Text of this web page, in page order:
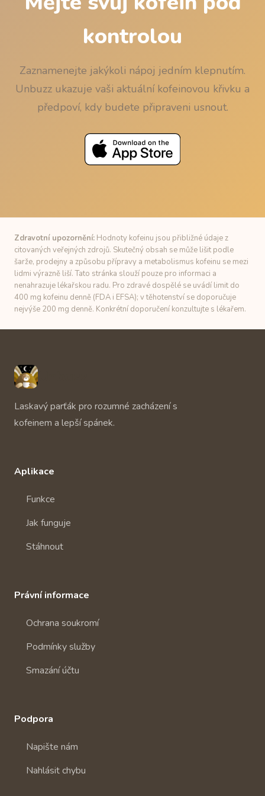
kontrolou
Zaznamenejte jakýkoli nápoj jedním klepnutím.
Unbuzz ukazuje vaši aktuální kofeinovou křivku a
předpoví, kdy budete připraveni usnout.
Zdravotní upozornění: Hodnoty kofeinu jsou přibližné údaje z
citovaných veřejných zdrojů. Skutečný obsah se může lišit podle
šarže, prodejny a způsobu přípravy a metabolismus kofeinu se mezi
lidmi výrazně liší. Tato stránka slouží pouze pro informaci a
nenahrazuje lékařskou radu. Pro zdravé dospělé se uvádí limit do
400 mg kofeinu denně (FDA i EFSA); v těhotenství se doporučuje
nejvýše 200 mg denně. Konkrétní doporučení konzultujte s lékařem.
Laskavý parťák pro rozumné zacházení s
kofeinem a lepší spánek.
Aplikace
Funkce
Jak funguje
Stáhnout
Právní informace
Ochrana soukromí
Podmínky služby
Smazání účtu
Podpora
Napište nám
Nahlásit chybu